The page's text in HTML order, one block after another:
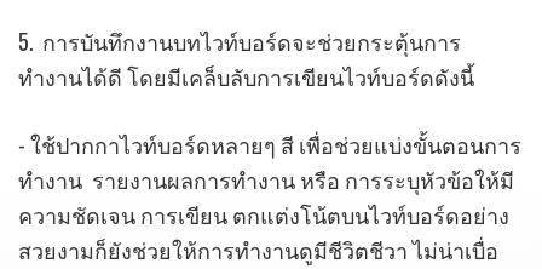
5. การบันทึกงานบทไวท์บอร์ดจะช่วยกระตุ้นการ
ทำงานได้ดี โดยมีเคล็บลับการเขียนไวท์บอร์ดดังนี้
- ใช้ปากกาไวท์บอร์ดหลายๆ สี เพื่อช่วยแบ่งขั้นตอนการ
ทำงาน รายงานผลการทำงาน หรือ การระบุหัวข้อให้มี
ความชัดเจน การเขียน ตกแต่งโน้ตบนไวท์บอร์ดอย่าง
สวยงามก็ยังช่วยให้การทำงานดูมีชีวิตชีวา ไม่น่าเบื่อ